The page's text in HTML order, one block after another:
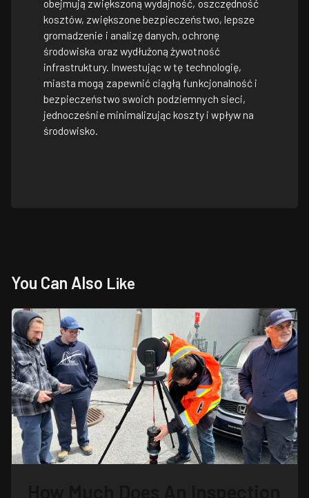
obejmują zwiększoną wydajność, oszczędność
kosztów, zwiększone bezpieczeństwo, lepsze
gromadzenie i analizę danych, ochronę
środowiska oraz wydłużoną żywotność
infrastruktury. Inwestując w tę technologię,
miasta mogą zapewnić ciągłą funkcjonalność i
bezpieczeństwo swoich podziemnych sieci,
jednocześnie minimalizując koszty i wpływ na
środowisko.
You Can Also Like